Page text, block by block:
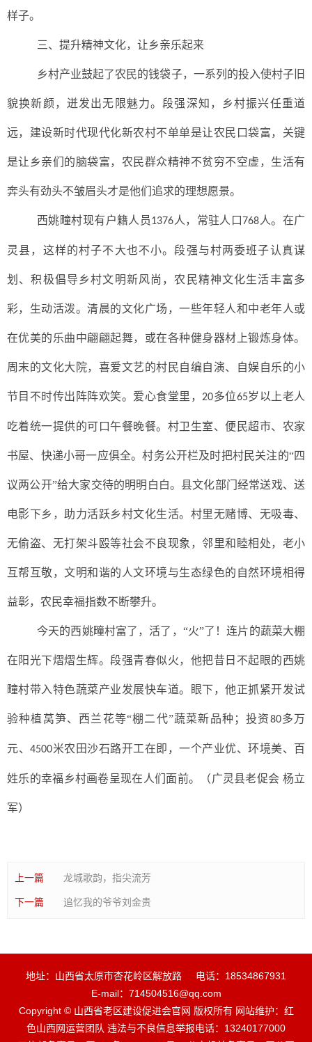
样子。
三、 提升精神文化，让乡亲乐起来
乡村产业鼓起了农民的钱袋子，一系列的投入使村子旧
貌换新颜，迸发出无限魅力。段强深知，乡村振兴任重道
远，建设新时代现代化新农村不单单是让农民口袋富，关键
是让乡亲们的脑袋富，农民群众精神不贫穷不空虚，生活有
奔头有劲头不皱眉头才是他们追求的理想愿景。
西姚疃村现有户籍人员1376人，常驻人口768人。在广
灵县，这样的村子不大也不小。段强与村两委班子认真谋
划、积极倡导乡村文明新风尚，农民精神文化生活丰富多
彩，生动活泼。清晨的文化广场，一些年轻人和中老年人或
在优美的乐曲中翩翩起舞，或在各种健身器材上锻炼身体。
周末的文化大院，喜爱文艺的村民自编自演、自娱自乐的小
节目不时传出阵阵欢笑。爱心食堂里， 20多位65岁以上老人
吃着统一提供的可口午餐晚餐。村卫生室、便民超市、农家
书屋、快递小哥一应俱全。村务公开栏及时把村民关注的“四
议两公开”给大家交待的明明白白。县文化部门经常送戏、送
电影下乡，助力活跃乡村文化生活。村里无赌博、无吸毒、
无偷盗、无打架斗殴等社会不良现象，邻里和睦相处，老小
互帮互敬，文明和谐的人文环境与生态绿色的自然环境相得
益彰，农民幸福指数不断攀升。
今天的西姚疃村富了，活了， “火”了！连片的蔬菜大棚
在阳光下熠熠生辉。段强青春似火，他把昔日不起眼的西姚
疃村带入特色蔬菜产业发展快车道。眼下，他正抓紧开发试
验种植莴笋、西兰花等“棚二代”蔬菜新品种；投资80多万
元、 4500米农田沙石路开工在即，一个产业优、环境美、百
姓乐的幸福乡村画卷呈现在人们面前。（广灵县老促会 杨立
军）
上一篇 龙城歌韵，指尖流芳
追忆我的爷爷刘金贵
下一篇
地址：山西省太原市杏花岭区解放路
电话：18534867931
E-mail：714504516@qq.com
Copyright © 山西省老区建设促进会官网 版权所有 网站维护：红
色山西网运营团队 违法与不良信息举报电话：13240177000